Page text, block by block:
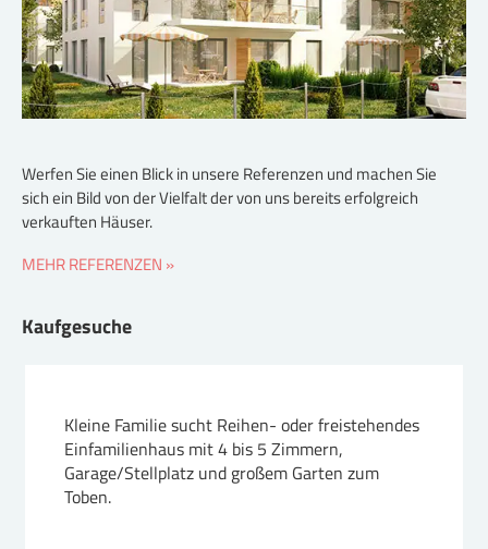
Werfen Sie einen Blick in unsere Referenzen und machen Sie
sich ein Bild von der Vielfalt der von uns bereits erfolgreich
verkauften Häuser.
MEHR REFERENZEN »
Kaufgesuche
Kleine Familie sucht Reihen- oder freistehendes
Einfamilienhaus mit 4 bis 5 Zimmern,
Garage/Stellplatz und großem Garten zum
Toben.